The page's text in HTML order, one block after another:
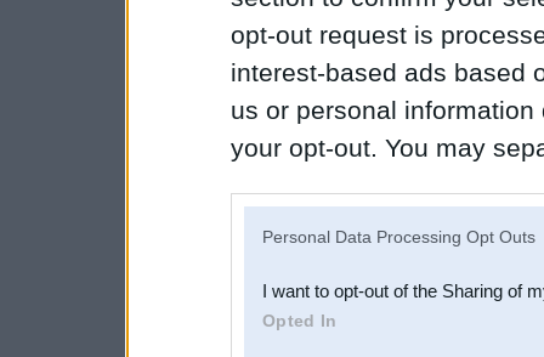
opt-out request is
interest-based ads based
us or personal
your opt-out. You may
Downstream Participants
third parties.
Personal Data Processing Opt Outs
I want to opt-out of the Sharing of
Opted In